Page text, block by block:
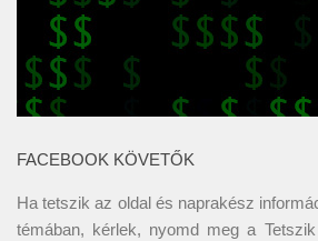
FACEBOOK KÖVETŐK
Ha tetszik az oldal és naprakész
témában, kérlek, nyomd meg a